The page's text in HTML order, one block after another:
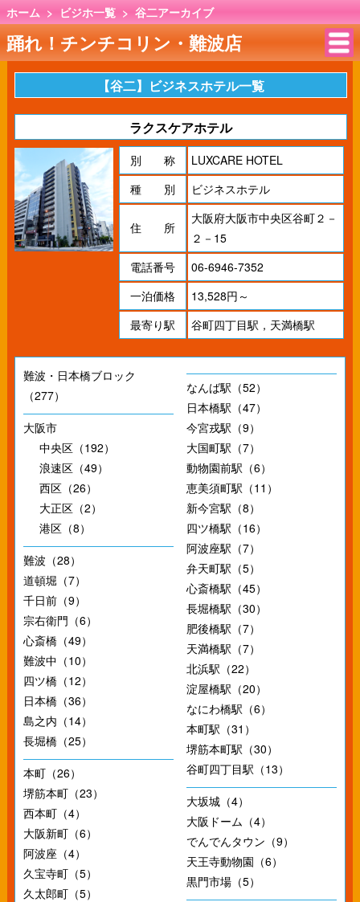
ホーム > ビジホ一覧 > 谷二アーカイブ
踊れ！チンチコリン・難波店
【谷二】ビジネスホテル一覧
ラクスケアホテル
別 称
LUXCARE HOTEL
種 別
ビジネスホテル
住 所
大阪府大阪市中央区谷町２－
２－15
電話番号
06-6946-7352
一泊価格
13,528円～
最寄り駅
谷町四丁目駅，天満橋駅
難波・日本橋ブロック
（277）
大阪市
中央区（192）
浪速区（49）
西区（26）
大正区（2）
港区（8）
難波（28）
道頓堀（7）
千日前（9）
宗右衛門（6）
心斎橋（49）
難波中（10）
四ツ橋（12）
日本橋（36）
島之内（14）
長堀橋（25）
本町（26）
堺筋本町（23）
西本町（4）
大阪新町（6）
阿波座（4）
久宝寺町（5）
久太郎町（5）
なんば駅（52）
日本橋駅（47）
今宮戎駅（9）
大国町駅（7）
動物園前駅（6）
恵美須町駅（11）
新今宮駅（8）
四ツ橋駅（16）
阿波座駅（7）
弁天町駅（5）
心斎橋駅（45）
長堀橋駅（30）
肥後橋駅（7）
天満橋駅（7）
北浜駅（22）
淀屋橋駅（20）
なにわ橋駅（6）
本町駅（31）
堺筋本町駅（30）
谷町四丁目駅（13）
大坂城（4）
大阪ドーム（4）
でんでんタウン（9）
天王寺動物園（6）
黒門市場（5）